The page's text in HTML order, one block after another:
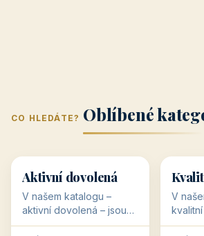
CO HLEDÁTE? Oblíbené
🥾 36 objektů
Aktivní dovolená
V našem katalogu –
aktivní dovolená – jsou
pro Vás připraveny
💰
V
jsou